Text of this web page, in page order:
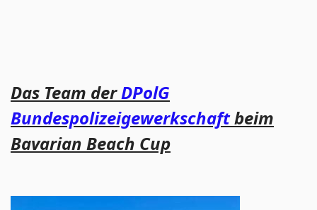
Das Team derDPolG
Bundespolizeigewerkschaftbeim
Bavarian Beach Cup